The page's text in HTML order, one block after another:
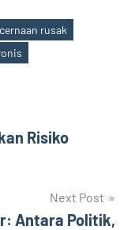
rusak
Risiko
Next Post
Antara Politik,